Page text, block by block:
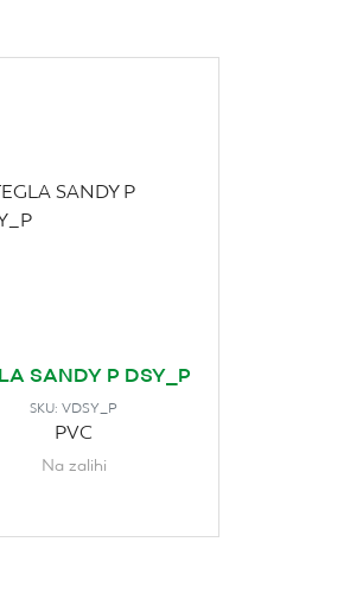
SANDY P DSY_P
SKU:VDSY_P
PVC
Na zalihi